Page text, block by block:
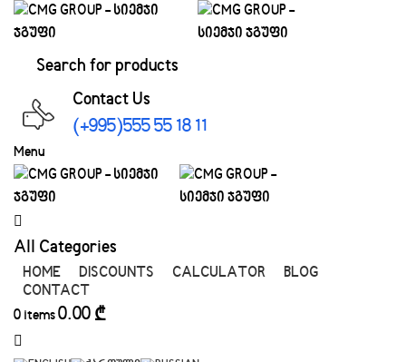
Contact Us
(+995)555 55 18 11
Menu
All Categories
HOME DISCOUNTS CALCULATOR
BLOG
CONTACT
0 items0.00 ₾